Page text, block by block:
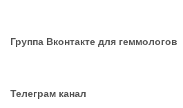
Группа Вконтакте для геммологов
Телеграм канал